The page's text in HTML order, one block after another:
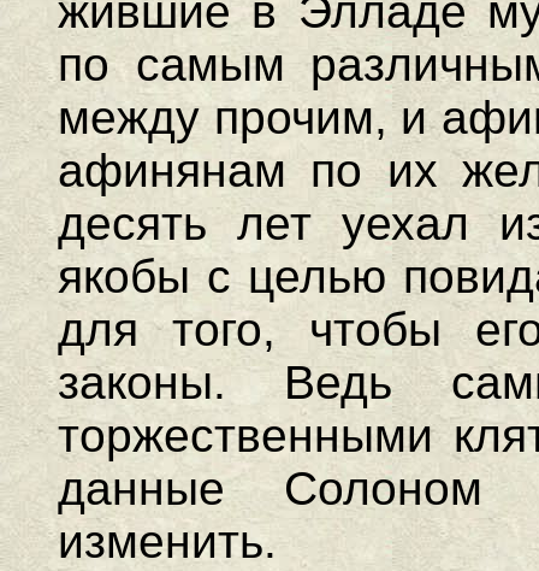
жившие в Элладе
по самым
между прочим, и
афинянам по их
десять лет уехал
якобы с целью
для того, чтобы
законы. Ведь
торжественными
данные
изменить.